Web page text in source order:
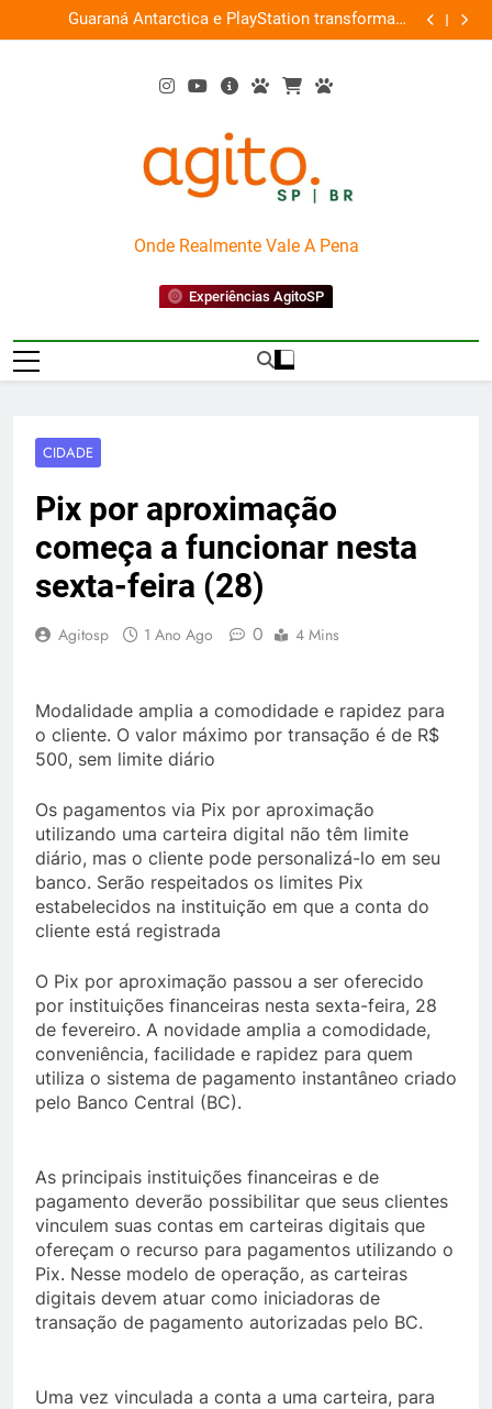
to
Guaraná Antarctica e PlayStation transformam
shopping em arena gamer gratuita
Busch
AgitoSP
Onde Realmente Vale A Pena
Experiências AgitoSP
CIDADE
Pix por aproximação
começa a funcionar nesta
sexta-feira (28)
Agitosp 1 Ano Ago 0 4 Mins
Modalidade amplia a comodidade e rapidez para
o cliente. O valor máximo por transação é de R$
500, sem limite diário
Os pagamentos via Pix por aproximação
utilizando uma carteira digital não têm limite
diário, mas o cliente pode personalizá-lo em seu
banco. Serão respeitados os limites Pix
estabelecidos na instituição em que a conta do
cliente está registrada
O Pix por aproximação passou a ser oferecido
por instituições financeiras nesta sexta-feira, 28
de fevereiro. A novidade amplia a comodidade,
conveniência, facilidade e rapidez para quem
utiliza o sistema de pagamento instantâneo criado
pelo Banco Central (BC).
As principais instituições financeiras e de
pagamento deverão possibilitar que seus clientes
vinculem suas contas em carteiras digitais que
ofereçam o recurso para pagamentos utilizando o
Pix. Nesse modelo de operação, as carteiras
digitais devem atuar como iniciadoras de
transação de pagamento autorizadas pelo BC.
Uma vez vinculada a conta a uma carteira, para